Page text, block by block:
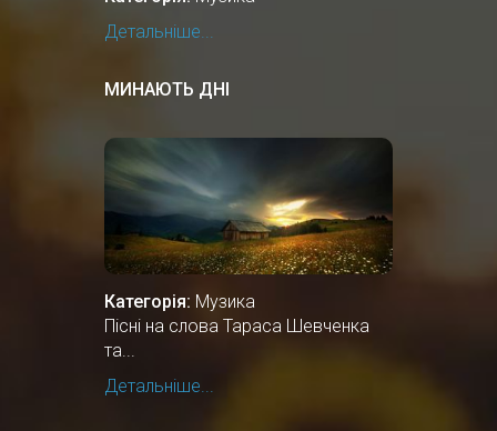
Детальніше...
МИНАЮТЬ ДНІ
Категорія: Музика
Пісні на слова Тараса Шевченка
та...
Детальніше...